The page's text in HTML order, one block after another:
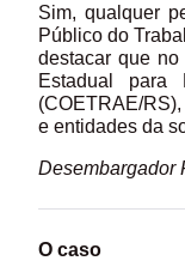
Sim, qualquer
Público do
destacar que
Estadual para
(COETRAE/
e entidades da
O caso